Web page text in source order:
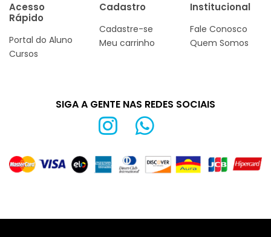
Acesso
Rápido
Portal do Aluno
Cursos
Cadastro
Cadastre-se
Meu carrinho
Institucional
Fale Conosco
Quem Somos
SIGA A GENTE NAS REDES SOCIAIS